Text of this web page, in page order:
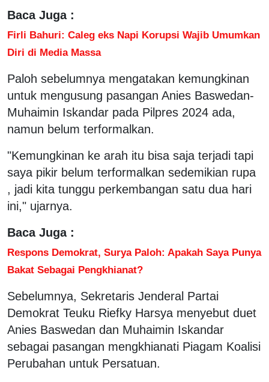
Baca Juga :
Firli Bahuri: Caleg eks Napi Korupsi Wajib Umumkan
Diri di Media Massa
Paloh sebelumnya mengatakan kemungkinan
untuk mengusung pasangan Anies Baswedan-
Muhaimin Iskandar pada Pilpres 2024 ada,
namun belum terformalkan.
"Kemungkinan ke arah itu bisa saja terjadi tapi
saya pikir belum terformalkan sedemikian rupa
, jadi kita tunggu perkembangan satu dua hari
ini," ujarnya.
Baca Juga :
Respons Demokrat, Surya Paloh: Apakah Saya Punya
Bakat Sebagai Pengkhianat?
Sebelumnya, Sekretaris Jenderal Partai
Demokrat Teuku Riefky Harsya menyebut duet
Anies Baswedan dan Muhaimin Iskandar
sebagai pasangan mengkhianati Piagam Koalisi
Perubahan untuk Persatuan.